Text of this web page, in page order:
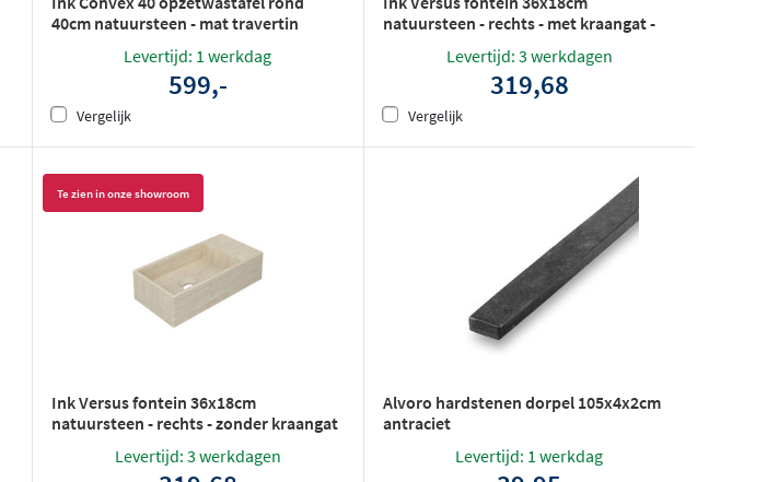
40cm natuursteen - mat travertin
Levertijd: 1 werkdag
599,-
Vergelijk
natuursteen - rechts - met kraangat -
Levertijd: 3 werkdagen
319,68
Vergelijk
Te zien in onze showroom
Ink Versus fontein 36x18cm
natuursteen - rechts - zonder kraangat
Levertijd: 3 werkdagen
Alvoro hardstenen dorpel 105x4x2cm
antraciet
Levertijd: 1 werkdag